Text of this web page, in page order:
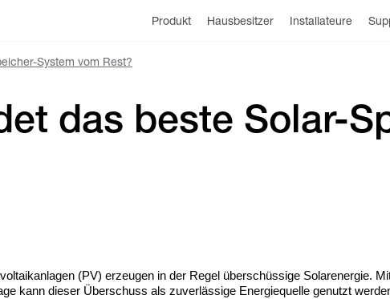
Produkt Hausbesitzer Installateure
System vom Rest?
das beste Solar-
(PV) erzeugen in der Regel überschüssige Solarenergie.
kann dieser Überschuss als zuverlässige Energiequelle genutzt